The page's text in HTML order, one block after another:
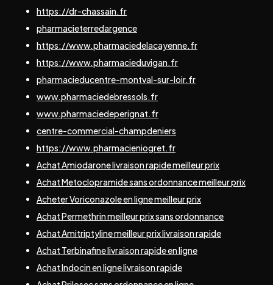
https://dr-chassain.fr
pharmacieterredargence
https://www.pharmaciedelacayenne.fr
https://www.pharmacieduvigan.fr
pharmacieducentre-montval-sur-loir.fr
www.pharmaciedebressols.fr
www.pharmaciedeperignat.fr
centre-commercial-champdeniers
https://www.pharmacieniogret.fr
Achat Amiodarone livraison rapide meilleur prix
Achat Metoclopramide sans ordonnance meilleur prix
Acheter Voriconazole en ligne meilleur prix
Achat Permethrin meilleur prix sans ordonnance
Achat Amitriptyline meilleur prix livraison rapide
Achat Terbinafine livraison rapide en ligne
Achat Indocin en ligne livraison rapide